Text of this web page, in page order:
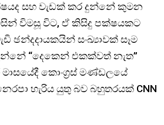
සහ වැඩක් කර දුන්නේ කුමන
විමසූ විට, ඒ කිසිදු පක්ෂයකට
ඡන්දදායකයින් සංඛ්‍යාවක් සෑම
“දෙකෙන් එකක්වත් නැත”
කොංග්‍රස් මණ්ඩලයේ
හැරිය යුතු බව බහුතරයක් CNN